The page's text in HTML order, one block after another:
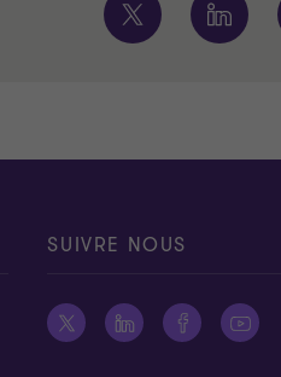
SUIVRE NOUS